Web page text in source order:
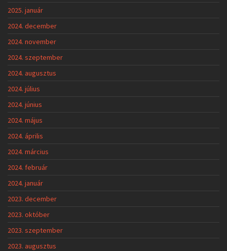
2025. január
2024. december
2024. november
2024. szeptember
2024. augusztus
2024. július
2024. június
2024. május
2024. április
2024. március
2024. február
2024. január
2023. december
2023. október
2023. szeptember
2023. augusztus